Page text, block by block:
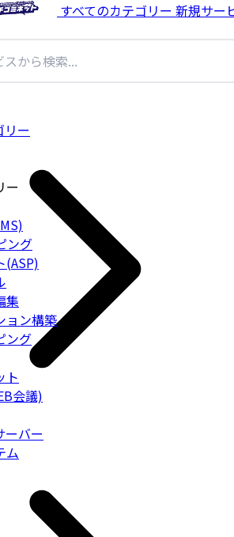
すべてのカテゴリー 新規サー
リー
ー
ング
(ASP)
集
ョン構築
ング
ト
会議)
ーバー
ム